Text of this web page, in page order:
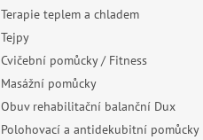
Terapie teplem a chladem
Tejpy
Cvičební pomůcky / Fitness
Masážní pomůcky
Obuv rehabilitační balanční Dux
Polohovací a antidekubitní pomůcky